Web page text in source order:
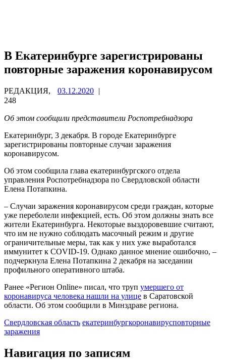
В Екатеринбурге зарегистрированы
повторные заражения коронавирусом
РЕДАКЦИЯ, 03.12.2020 |
248
Об этом сообщили представители Роспотребнадзора
Екатеринбург, 3 декабря. В городе Екатеринбурге
зарегистрированы повторные случаи заражения
коронавирусом.
Об этом сообщила глава екатеринбургского отдела
управления Роспотребнадзора по Свердловской области
Елена Потапкина.
– Случаи заражения коронавирусом среди граждан, которые
уже переболели инфекцией, есть. Об этом должны знать все
жители Екатеринбурга. Некоторые выздоровевшие считают,
что им не нужно соблюдать масочный режим и другие
ограничительные меры, так как у них уже выработался
иммунитет к COVID-19. Однако данное мнение ошибочно, –
подчеркнула Елена Потапкина 2 декабря на заседании
профильного оперативного штаба.
Ранее «Регион Online» писал, что труп умершего от
коронавируса человека нашли на улице в Саратовской
области. Об этом сообщили в Минздраве региона.
Свердловская область екатеринбургкоронавирусповторные
заражения
Навигация по записям